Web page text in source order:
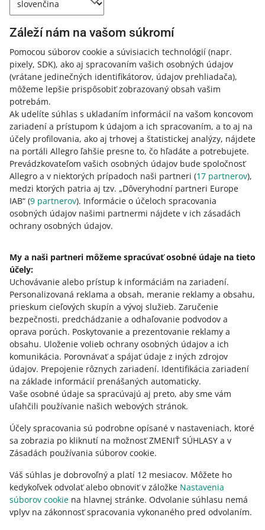
Záleží nám na vašom súkromí
Pomocou súborov cookie a súvisiacich technológií (napr.
pixely, SDK), ako aj spracovaním vašich osobných údajov
(vrátane jedinečných identifikátorov, údajov prehliadača),
môžeme lepšie prispôsobiť zobrazovaný obsah vašim
potrebám.
Ak udelíte súhlas s ukladaním informácií na vašom koncovom
zariadení a prístupom k údajom a ich spracovaním, a to aj na
účely profilovania, ako aj trhovej a štatistickej analýzy, nájdete
na portáli Allegro ľahšie presne to, čo hľadáte a potrebujete.
Prevádzkovateľom vašich osobných údajov bude spoločnosť
Allegro a v niektorých prípadoch naši partneri (17 partnerov),
medzi ktorých patria aj tzv. „Dôveryhodní partneri Europe
IAB“ (9 partnerov). Informácie o účeloch spracovania
osobných údajov našimi partnermi nájdete v ich zásadách
ochrany osobných údajov.
My a naši partneri môžeme spracúvať osobné údaje na tieto
účely:
Uchovávanie alebo prístup k informáciám na zariadení.
Personalizovaná reklama a obsah, meranie reklamy a obsahu,
prieskum cieľových skupín a vývoj služieb. Zaručenie
bezpečnosti, predchádzanie a odhaľovanie podvodov a
oprava porúch. Poskytovanie a prezentovanie reklamy a
obsahu. Uloženie volieb ochrany osobných údajov a ich
komunikácia. Porovnávať a spájať údaje z iných zdrojov
údajov. Prepojenie rôznych zariadení. Identifikácia zariadení
na základe informácií prenášaných automaticky.
Vaše osobné údaje sa spracúvajú aj preto, aby sme vám
uľahčili používanie našich webových stránok.
Účely spracovania sú podrobne opísané v nastaveniach, ktoré
sa zobrazia po kliknutí na možnosť ZMENIŤ SÚHLASY a v
Zásadách používania súborov cookie.
Váš súhlas je dobrovoľný a platí 12 mesiacov. Môžete ho
kedykoľvek odvolať alebo obnoviť v záložke Nastavenia
súborov cookie na hlavnej stránke. Odvolanie súhlasu nemá
vplyv na zákonnosť spracovania vykonaného pred odvolaním.
inteligencii. Zavedie nové pravidlá pre transparentnosť
online obsahu generovaného umelou inteligenciou. Aby
sme vám pomohli prispôsobiť sa týmto novým právnym
požiadavkám, čoskoro vám poskytneme beta verziu
nástroja na označovanie obrázkov vo vašich ponukách
vygenerovaných umelou inteligenciou.
ČÍTAŤ VIAC
Táto stránka je dostupná aj v iných jazykoch
o allegro.pl
polski
čeština
English
slovenčina
o allegro.cz
polski
čeština
English
slovenčina
o allegro.sk
polski
English
slovenčina